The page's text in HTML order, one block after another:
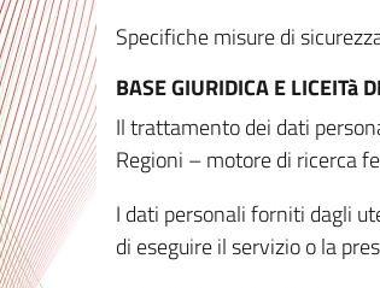
Specifiche misure di
BASE GIURIDICA E LICEITà
Il trattamento dei dati
Regioni – motore di ricerca
I dati personali forniti dagli
di eseguire il servizio o la